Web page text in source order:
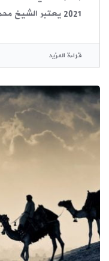
2021 يعتبر الشيخ محمد البشير الإبراهيمي من
قراءة المزيد